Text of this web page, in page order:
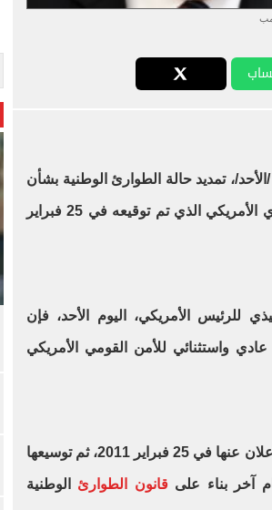
/الأحد/، تمديد حالة الطوارئ الوطنية بشأن
ليبيا لمدة عام آخر، استكمالا للأمر التنفيذي الأمريكي الذي تم توقيعه في 25 فبراير
الأمريكي، اليوم الأحد، فإن
واستثنائي للأمن القومي الأمريكي
وكانت حالة الطوارئ الأمريكية قد جرى الإعلان عنها في 25 فبراير 2011، ثم توسيعها
قانون الطوارئ الوطنية